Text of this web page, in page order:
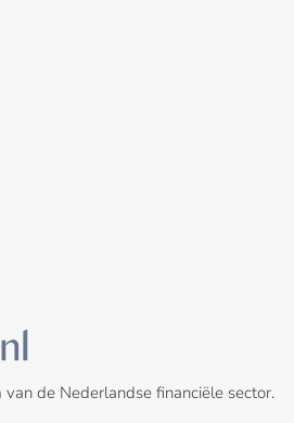
de Nederlandse financiële sector.